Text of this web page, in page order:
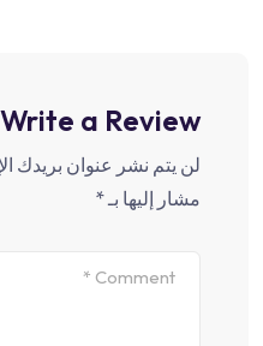
Write a Review
لن يتم نشر عنوان بريدك
مشار إليها بـ*